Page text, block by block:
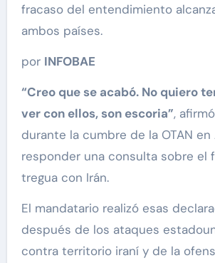
fracaso del entendimiento
ambos países.
por INFOBAE
“Creo que se acabó. No quiero
ver con ellos, son escoria”,
durante la cumbre de la OTAN en
responder una consulta sobre el
tregua con Irán.
El mandatario realizó esas
después de los ataques
contra territorio iraní y de la